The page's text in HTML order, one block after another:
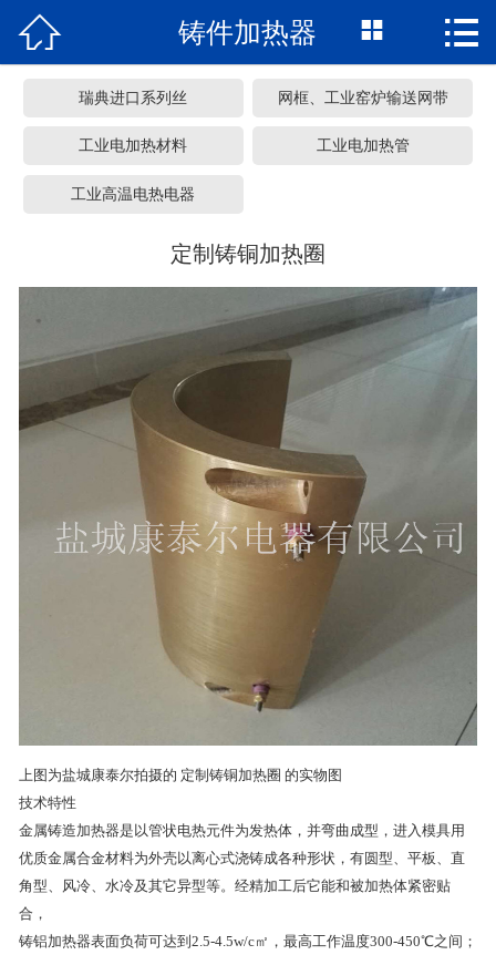
网站首页
产品中心
服务承诺
新闻资讯
常见问题
 铸件加热器  
瑞典进口系列丝 网框、工业窑炉输送网带
工业电加热材料 工业电加热管
工业高温电热电器
定制铸铜加热圈
上图为盐城康泰尔拍摄的 定制铸铜加热圈 的实物图
技术特性
金属铸造加热器是以管状电热元件为发热体，并弯曲成型，进入模具用
优质金属合金材料为外壳以离心式浇铸成各种形状，有圆型、平板、直
角型、风冷、水冷及其它异型等。经精加工后它能和被加热体紧密贴
合，
铸铝加热器表面负荷可达到2.5-4.5w/c㎡，最高工作温度300-450℃之间；